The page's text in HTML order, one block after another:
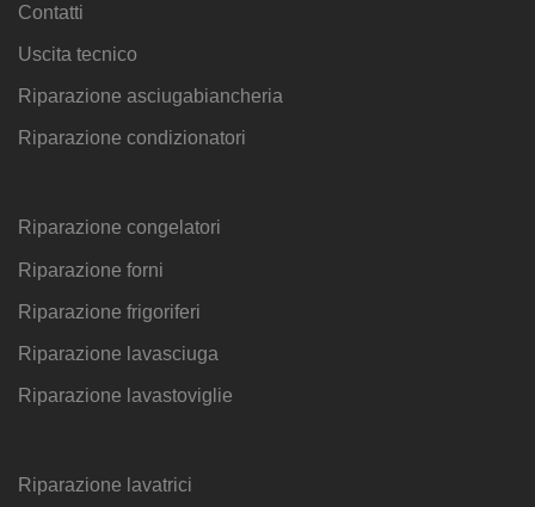
Contatti
Uscita tecnico
Riparazione asciugabiancheria
Riparazione condizionatori
Riparazione congelatori
Riparazione forni
Riparazione frigoriferi
Riparazione lavasciuga
Riparazione lavastoviglie
Riparazione lavatrici